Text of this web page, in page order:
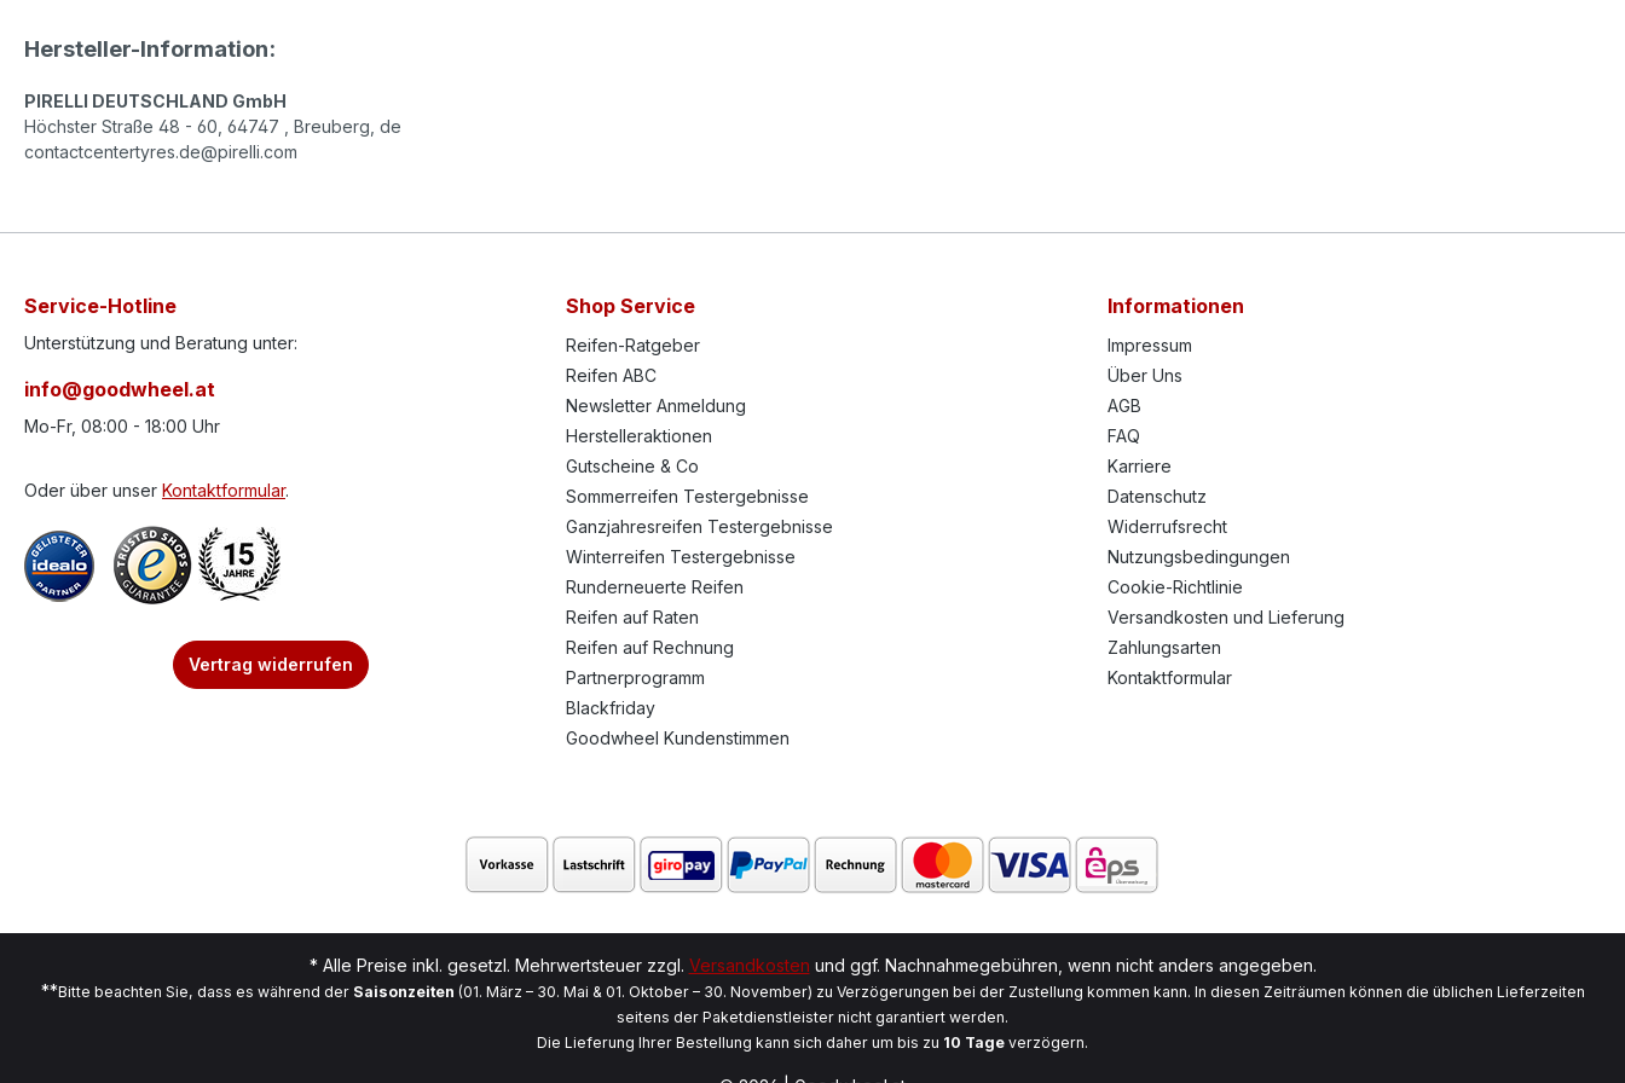
Hersteller-Information:
PIRELLI DEUTSCHLAND GmbH
Höchster Straße 48 - 60, 64747 , Breuberg, de
contactcentertyres.de@pirelli.com
Service-Hotline
Unterstützung und Beratung unter:
info@goodwheel.at
Mo-Fr, 08:00 - 18:00 Uhr
Oder über unser Kontaktformular.
Vertrag widerrufen
Shop Service
Reifen-Ratgeber
Reifen ABC
Newsletter Anmeldung
Herstelleraktionen
Gutscheine & Co
Sommerreifen Testergebnisse
Ganzjahresreifen Testergebnisse
Winterreifen Testergebnisse
Runderneuerte Reifen
Reifen auf Raten
Reifen auf Rechnung
Partnerprogramm
Blackfriday
Goodwheel Kundenstimmen
Informationen
Impressum
Über Uns
AGB
FAQ
Karriere
Datenschutz
Widerrufsrecht
Nutzungsbedingungen
Cookie-Richtlinie
Versandkosten und Lieferung
Zahlungsarten
Kontaktformular
* Alle Preise inkl. gesetzl. Mehrwertsteuer zzgl. Versandkosten und ggf. Nachnahmegebühren, wenn nicht anders angegeben.
**Bitte beachten Sie, dass es während der Saisonzeiten (01. März – 30. Mai & 01. Oktober – 30. November) zu Verzögerungen bei der Zustellung kommen kann. In diesen Zeiträumen können die üblichen Lieferzeiten
seitens der Paketdienstleister nicht garantiert werden.
Die Lieferung Ihrer Bestellung kann sich daher um bis zu 10 Tage verzögern.